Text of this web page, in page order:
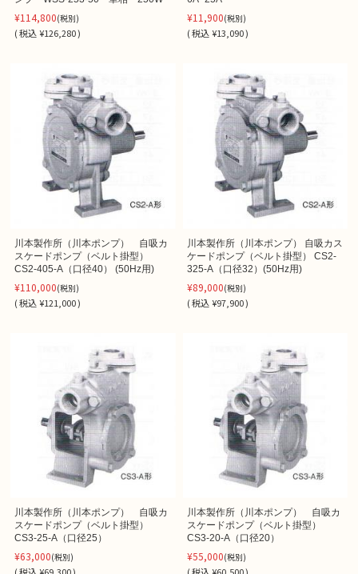
¥114,800(税別)
(税込¥126,280 )
¥11,900(税別)
(税込 ¥13,090 )
川本製作所（川本ポンプ） 自吸カ
スケードポンプ（ベルト掛型）
CS2-405-A（口径40） (50Hz用)
¥110,000(税別)
(税込¥121,000 )
川本製作所（川本ポンプ） 自吸カス
ケードポンプ（ベルト掛型） CS2-
325-A（口径32）(50Hz用)
¥89,000(税別)
(税込 ¥97,900 )
川本製作所（川本ポンプ） 自吸カ
スケードポンプ（ベルト掛型）
CS3-25-A（口径25）
¥63,000(税別)
川本製作所（川本ポンプ） 自吸カ
スケードポンプ（ベルト掛型）
CS3-20-A（口径20）
¥55,000(税別)